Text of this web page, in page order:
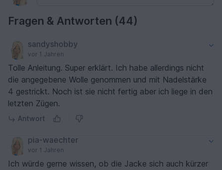
Fragen & Antworten (44)
sandyshobby
vor 1 Jahren
Tolle Anleitung. Super erklärt. Ich habe allerdings nicht
die angegebene Wolle genommen und mit Nadelstärke
4 gestrickt. Noch ist sie nicht fertig aber ich liege in den
letzten Zügen.
Antwort
pia-waechter
vor 1 Jahren
Ich würde gerne wissen, ob die Jacke sich auch kürzer